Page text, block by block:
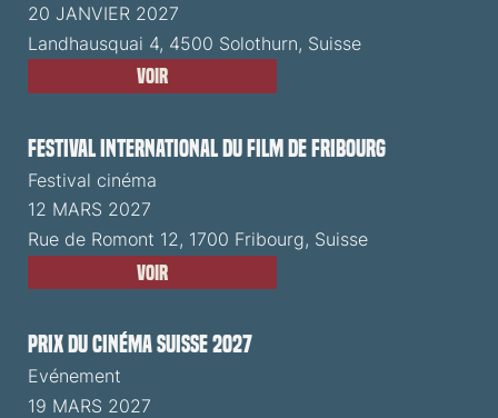
20 JANVIER 2027
Landhausquai 4, 4500 Solothurn, Suisse
Voir
Festival International du Film de Fribourg
Festival cinéma
12 MARS 2027
Rue de Romont 12, 1700 Fribourg, Suisse
Voir
Prix du Cinéma Suisse 2027
Evénement
19 MARS 2027